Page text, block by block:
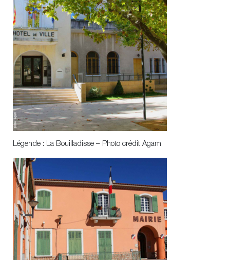
Légende : La Bouilladisse – Photo crédit Agam